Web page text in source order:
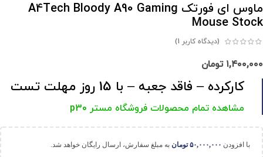
ماوس ای فورتک A4Tech Bloody A90 Gaming
Mouse Stock
(دیدگاه کاربر 1
)
۱,۴۰۰,۰۰۰ تومان
کارکرده – فاقد جعبه – با 15 روز مهلت تست
مشاهده تمام محصولات فروشگاه مستر p30
با افزودن ۵۰,۰۰۰,۰۰۰ تومان به مبلغ سفارش، ارسال رایگان خواهد شد.